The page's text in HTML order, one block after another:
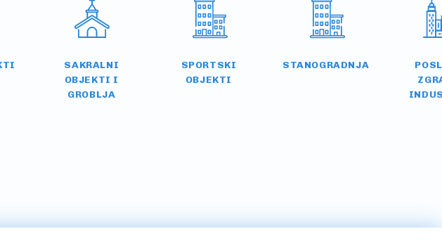
SAKRALNI
OBJEKTI I
GROBLJA
SPORTSKI
OBJEKTI
STANOGRADNJA